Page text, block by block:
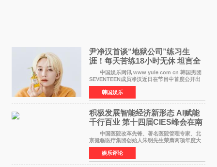
尹净汉首谈“地狱公司”练习生
涯！每天苦练18小时无休 坦言全
靠成员撑过来
中国娱乐网讯 www yule com cn 韩国男团
SEVENTEEN成员净汉近日在节目中首度公开出
道前的残酷练习生经历，并提及经纪公司Pledis
娱乐，引发广泛关注。 在8月2日播出的日本
TBS综艺节目《周
韩国娱乐
积极发展智能经济新形态 Al赋能
千行百业 第十四届CIES峰会在南
京盛大召开
中国医院改革先锋、著名医院管理专家、北
京健临医疗集团创始人朱明先生荣膺两项年度大
奖 2026年7月31日，盛夏金陵，长江之畔，
以重落地·真务实·强链接为主题的2026&lsquo;人
工智能+&rsquo
娱乐评论